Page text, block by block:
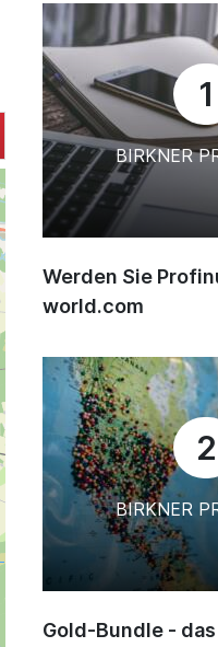
1
BIRKNER
Werden Sie
world.com
2
BIRKNER
Gold-Bundle -